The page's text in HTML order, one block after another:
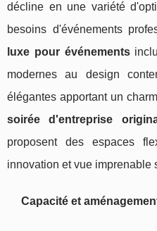
décline en une variété
besoins d'événements
luxe pour événements
modernes au design
élégantes apportant un
soirée d'entreprise
proposent des espaces
innovation et vue imprenable
Capacité et